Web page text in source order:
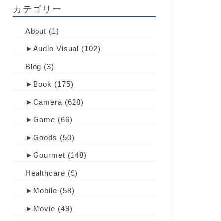
カテゴリー
About (1)
► Audio Visual (102)
Blog (3)
► Book (175)
► Camera (628)
► Game (66)
► Goods (50)
► Gourmet (148)
Healthcare (9)
► Mobile (58)
► Movie (49)